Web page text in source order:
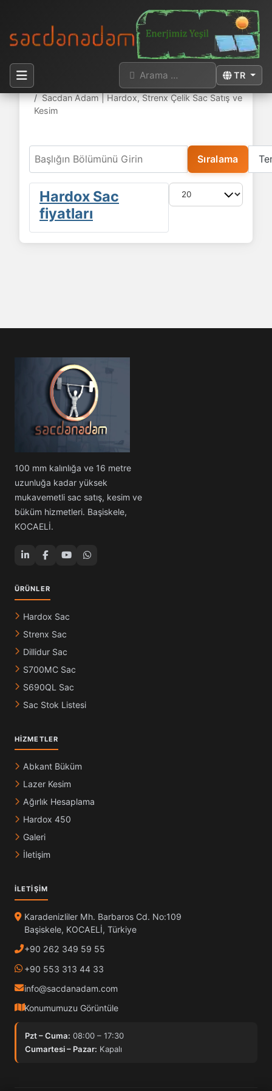
Dilinizi seçin
TR
Arama
Buradasınız:
Sacdan Adam | Hardox, Strenx Çelik Sac Satış ve
Kesim
Sıralama
Göster #
Hardox Sac
fiyatları
100 mm kalınlığa ve 16 metre
uzunluğa kadar yüksek
mukavemetli sac satış, kesim ve
büküm hizmetleri. Başiskele,
KOCAELİ.
ÜRÜNLER
Hardox Sac
Strenx Sac
Dillidur Sac
S700MC Sac
S690QL Sac
Sac Stok Listesi
HIZMETLER
Abkant Büküm
Lazer Kesim
Ağırlık Hesaplama
Hardox 450
Galeri
İletişim
İLETIŞIM
Karadenizliler Mh. Barbaros Cd. No:109
Başiskele, KOCAELİ, Türkiye
+90 262 349 59 55
+90 553 313 44 33
info@sacdanadam.com
Konumumuzu Görüntüle
Pzt – Cuma: 08:00 – 17:30
Cumartesi – Pazar: Kapalı